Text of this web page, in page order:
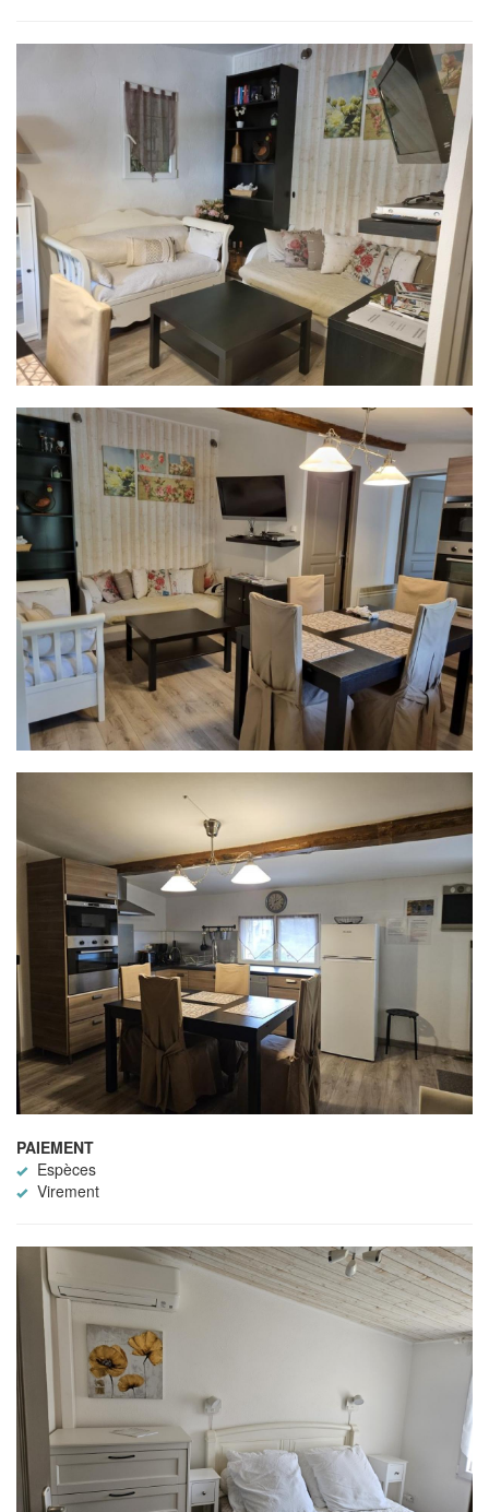
PAIEMENT
Espèces
Virement